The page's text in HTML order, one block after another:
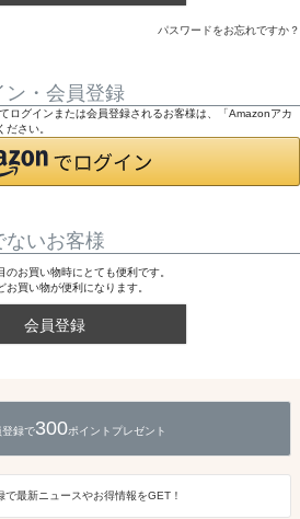
パスワードをお忘れですか？
ン・会員登録
ログインまたは会員登録されるお客様は、「Amazonアカ
さい。
ないお客様
お買い物時にとても便利です。
買い物が便利になります。
会員登録
登録で300ポイントプレゼント
最新ニュースやお得情報をGET！